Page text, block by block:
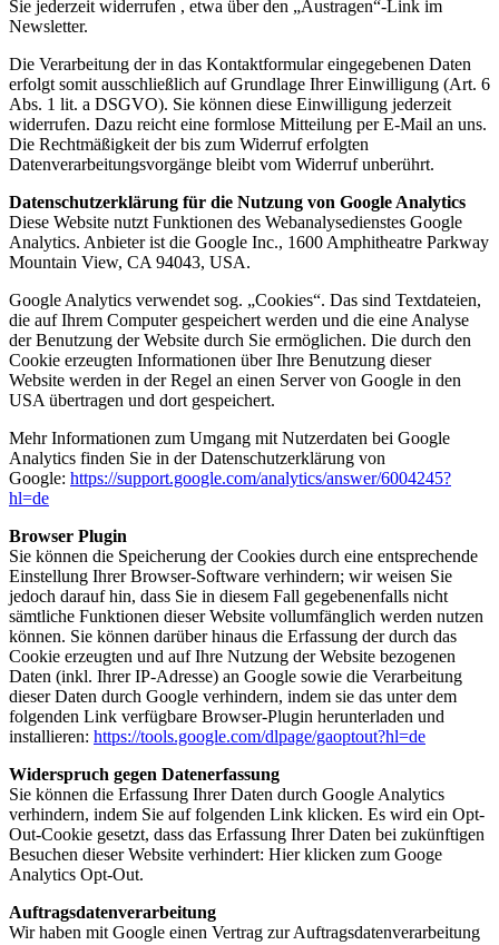
Sie jederzeit widerrufen , etwa über den „Austragen“-Link im
Newsletter.
Die Verarbeitung der in das Kontaktformular eingegebenen Daten
erfolgt somit ausschließlich auf Grundlage Ihrer Einwilligung (Art. 6
Abs. 1 lit. a DSGVO). Sie können diese Einwilligung jederzeit
widerrufen. Dazu reicht eine formlose Mitteilung per E-Mail an uns.
Die Rechtmäßigkeit der bis zum Widerruf erfolgten
Datenverarbeitungsvorgänge bleibt vom Widerruf unberührt.
Datenschutzerklärung für die Nutzung von Google Analytics
Diese Website nutzt Funktionen des Webanalysedienstes Google
Analytics. Anbieter ist die Google Inc., 1600 Amphitheatre Parkway
Mountain View, CA 94043, USA.
Google Analytics verwendet sog. „Cookies“. Das sind Textdateien,
die auf Ihrem Computer gespeichert werden und die eine Analyse
der Benutzung der Website durch Sie ermöglichen. Die durch den
Cookie erzeugten Informationen über Ihre Benutzung dieser
Website werden in der Regel an einen Server von Google in den
USA übertragen und dort gespeichert.
Mehr Informationen zum Umgang mit Nutzerdaten bei Google
Analytics finden Sie in der Datenschutzerklärung von
Google: https://support.google.com/analytics/answer/6004245?
hl=de
Browser Plugin
Sie können die Speicherung der Cookies durch eine entsprechende
Einstellung Ihrer Browser-Software verhindern; wir weisen Sie
jedoch darauf hin, dass Sie in diesem Fall gegebenenfalls nicht
sämtliche Funktionen dieser Website vollumfänglich werden nutzen
können. Sie können darüber hinaus die Erfassung der durch das
Cookie erzeugten und auf Ihre Nutzung der Website bezogenen
Daten (inkl. Ihrer IP-Adresse) an Google sowie die Verarbeitung
dieser Daten durch Google verhindern, indem sie das unter dem
folgenden Link verfügbare Browser-Plugin herunterladen und
installieren: https://tools.google.com/dlpage/gaoptout?hl=de
Widerspruch gegen Datenerfassung
Sie können die Erfassung Ihrer Daten durch Google Analytics
verhindern, indem Sie auf folgenden Link klicken. Es wird ein Opt-
Out-Cookie gesetzt, dass das Erfassung Ihrer Daten bei zukünftigen
Besuchen dieser Website verhindert: Hier klicken zum Googe
Analytics Opt-Out.
Auftragsdatenverarbeitung
Wir haben mit Google einen Vertrag zur Auftragsdatenverarbeitung